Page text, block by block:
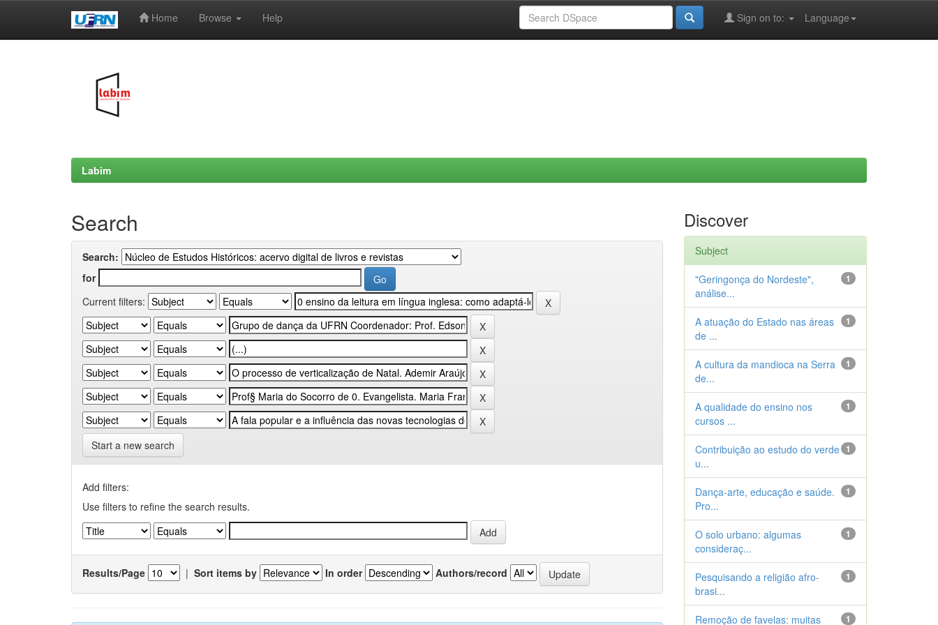
Home Browse Help Language
Sign on to:
Labim
Search
Search:
for
Current filters:
Start a new search
Add filters:
Use filters to refine the search results.
Results/Page | Sort items by In order Authors/record
Discover
Subject
1
"Geringonça do Nordeste",
análise...
1
A atuação do Estado nas áreas
de ...
1
A cultura da mandioca na Serra
de...
1
A qualidade do ensino nos
cursos ...
1
Contribuição ao estudo do verde
u...
1
Dança-arte, educação e saúde.
Pro...
1
O solo urbano: algumas
consideraç...
1
Pesquisando a religião afro-
brasi...
1
Remoção de favelas: muitas